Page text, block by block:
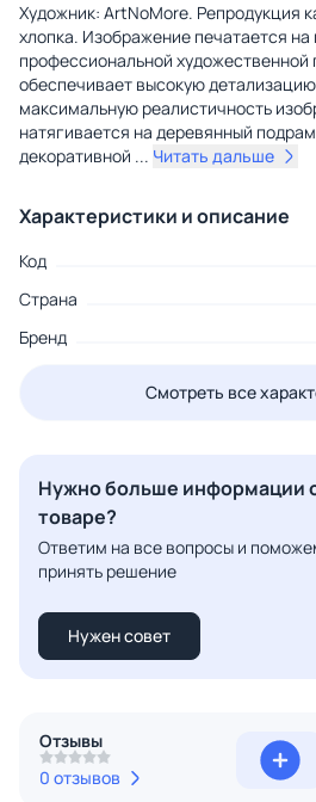
Художник: ArtNoMore. Репродукция
хлопка. Изображение печатается на
профессиональной художественной
обеспечивает высокую
максимальную реалистичность
натягивается на деревянный
декоративной ... Читать дальше
Характеристики и описание
Код
Страна
Бренд
Смотреть все
Нужно больше информации
товаре?
Ответим на все вопросы и
принять решение
Нужен совет
Отзывы
0 отзывов